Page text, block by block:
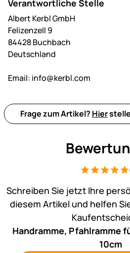
Verantwortliche Stelle
Albert Kerbl GmbH
Felizenzell 9
84428 Buchbach
Deutschland
Email: info@kerbl.com
Frage zum Artikel? Hier
Bewertung:
6
Schreiben Sie jetzt Ihre
diesem Artikel und helfen
Handramme, Pfahlramme
10cm